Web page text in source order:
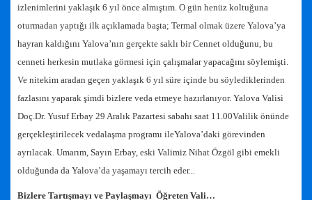
izlenimlerini yaklaşık 6 yıl önce almıştım. O gün henüz koltuğuna
oturmadan yaptığı ilk açıklamada başta; Termal olmak üzere Yalova’ya
hayran kaldığını Yalova’nın gerçekte saklı bir Cennet olduğunu, bu
cenneti herkesin mutlaka görmesi için çalışmalar yapacağını söylemişti.
Ve nitekim aradan geçen yaklaşık 6 yıl süre içinde bu söylediklerinden
fazlasını yaparak şimdi bizlere veda etmeye hazırlanıyor. Yalova Valisi
Doç.Dr. Yusuf Erbay 29 Aralık Pazartesi sabahı saat 11.00Valilik önünde
gerçekleştirilecek vedalaşma programı ileYalova’daki görevinden
ayrılacak. Umarım, Sayın Erbay, eski Valimiz Nihat Özgöl gibi emekli
olduğunda da Yalova’da yaşamayı tercih eder...
Bizlere Tartışmayı ve Paylaşmayı Öğreten Vali…